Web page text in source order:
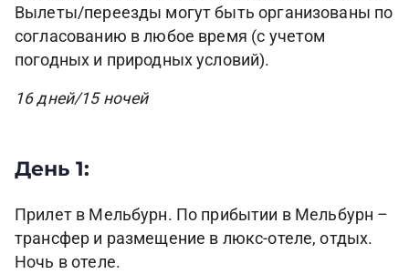
Вылеты/переезды могут быть организованы по
согласованию в любое время (с учетом
погодных и природных условий).
16 дней/15 ночей
День 1:
Прилет в Мельбурн. По прибытии в Мельбурн –
трансфер и размещение в люкс-отеле, отдых.
Ночь в отеле.